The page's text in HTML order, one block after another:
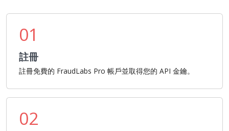
01
註冊
註冊免費的 FraudLabs Pro 帳戶並取得您的 API 金鑰。
02